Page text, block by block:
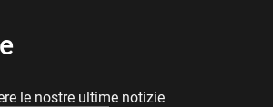
le nostre ultime notizie